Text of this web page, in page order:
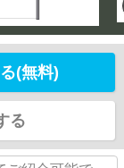
(無料)
る